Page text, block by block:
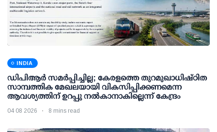
INDIA
ഡിപിആര്‍ സമര്‍പ്പിച്ചില്ല; കേരളത്തെ തുറമുഖാധിഷ്ഠിത
സാമ്പത്തിക മേഖലയായി വികസിപ്പിക്കണമെന്ന
ആവശ്യത്തിന് ഉറപ്പു നല്‍കാനാകില്ലെന്ന് കേന്ദ്രം
04 08 2026 8 mins read